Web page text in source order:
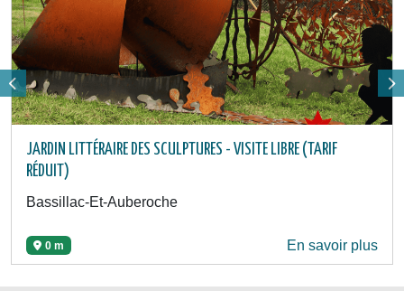
JARDIN LITTÉRAIRE DES SCULPTURES - VISITE LIBRE (TARIF
RÉDUIT)
Bassillac-Et-Auberoche
0 m En savoir plus